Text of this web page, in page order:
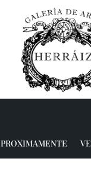
PROXIMAMENTE